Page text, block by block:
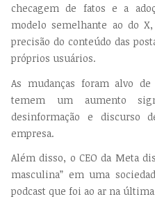
checagem de fatos e a
modelo semelhante ao do
precisão do conteúdo das
próprios usuários.
As mudanças foram alvo
temem um aumento
desinformação e discurso
empresa.
Além disso, o CEO da Meta
masculina” em uma
podcast que foi ao ar na